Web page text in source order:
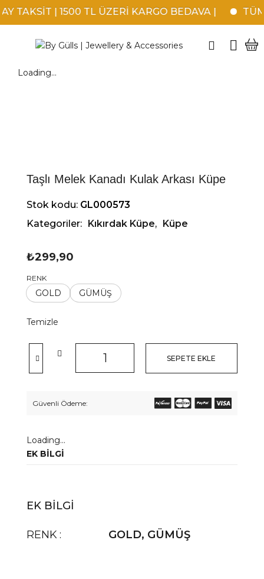
TAKSİT | 1500 TL ÜZERİ KARGO BEDAVA | TÜM
Loading...
Taşlı Melek Kanadı Kulak Arkası Küpe
Stok kodu: GL000573
Kategoriler: Kıkırdak Küpe, Küpe
₺299,90
RENK
GOLD GÜMÜŞ
Temizle
SEPETE EKLE
Güvenli Ödeme:
Loading...
EK BILGI
EK BILGI
RENK GOLD, GÜMÜŞ